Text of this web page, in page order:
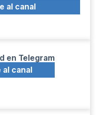
al canal
en Telegram
canal